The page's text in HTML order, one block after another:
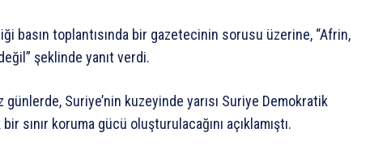
basın toplantısında bir gazetecinin sorusu üzerine, “Afrin,
şeklinde yanıt verdi.
Suriye’nin kuzeyinde yarısı Suriye Demokratik
sınır koruma gücü oluşturulacağını açıklamıştı.